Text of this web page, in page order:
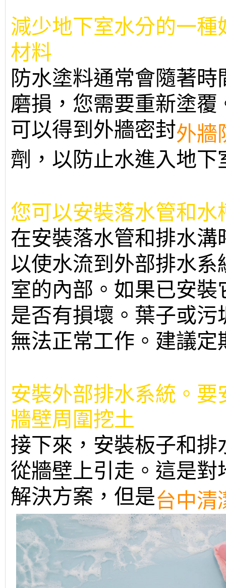
減少地下室水分的一
材料
防水塗料通常會隨著
磨損，您需要重新塗
可以得到外牆密封外牆
劑，以防止水進入地下
您可以安裝落水管和水
在安裝落水管和排水
以使水流到外部排水
室的內部。如果已安
是否有損壞。葉子或
無法正常工作。建議
安裝外部排水系統。
牆壁周圍挖土
接下來，安裝板子和
從牆壁上引走。這是
解決方案，但是台中清